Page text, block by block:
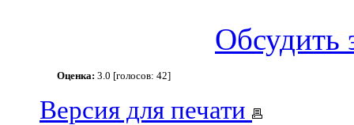
Обсудить
Оценка: 3.0 [голосов: 42]
Версия для печати